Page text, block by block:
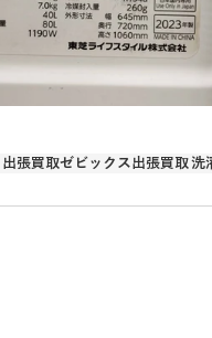
出張買取ゼビックス出張買取洗